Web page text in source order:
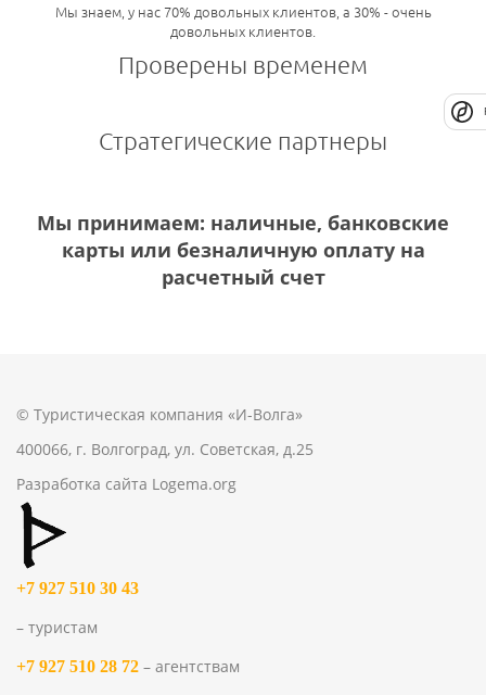
Мы знаем, у нас 70% довольных клиентов, а 30% - очень
довольных клиентов.
Проверены временем
Стратегические партнеры
Мы принимаем: наличные, банковские
карты или безналичную оплату на
расчетный счет
© Туристическая компания «И-Волга»
400066, г. Волгоград, ул. Советская, д.25
Разработка сайта Logema.org
+7 927 510 30 43
– туристам
+7 927 510 28 72 – агентствам